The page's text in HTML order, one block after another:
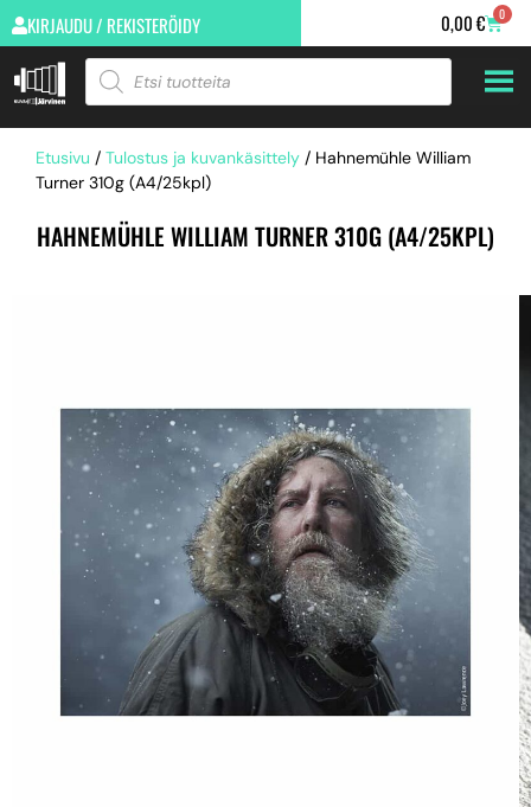
KIRJAUDU / REKISTERÖIDY 0,00€ 0
Etusivu / Tulostus ja kuvankäsittely / Hahnemühle William
Turner 310g (A4/25kpl)
HAHNEMÜHLE WILLIAM TURNER 310G (A4/25KPL)